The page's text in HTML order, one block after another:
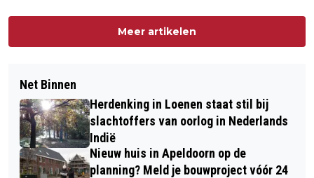
Meer artikelen
Net Binnen
Herdenking in Loenen staat stil bij
slachtoffers van oorlog in Nederlands
Indië
Nieuw huis in Apeldoorn op de
planning? Meld je bouwproject vóór 24